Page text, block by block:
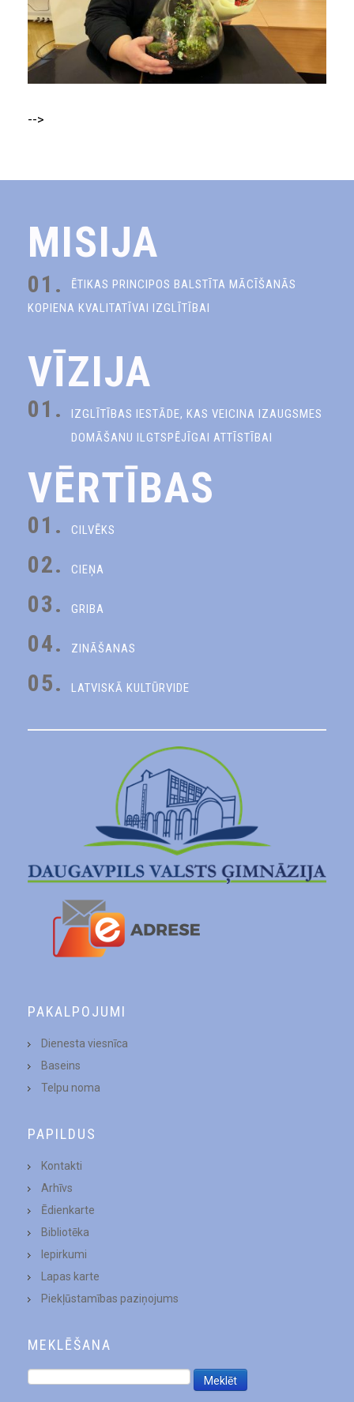
-->
MISIJA
01.
ĒTIKAS PRINCIPOS BALSTĪTA MĀCĪŠANĀS
KOPIENA KVALITATĪVAI IZGLĪTĪBAI
VĪZIJA
01.
IZGLĪTĪBAS IESTĀDE, KAS VEICINA IZAUGSMES
DOMĀŠANU ILGTSPĒJĪGAI ATTĪSTĪBAI
VĒRTĪBAS
01. CILVĒKS
02. CIEŅA
03. GRIBA
04. ZINĀŠANAS
05. LATVISKĀ KULTŪRVIDE
PAKALPOJUMI
Dienesta viesnīca
Baseins
Telpu noma
PAPILDUS
Kontakti
Arhīvs
Ēdienkarte
Bibliotēka
Iepirkumi
Lapas karte
Piekļūstamības paziņojums
MEKLĒŠANA